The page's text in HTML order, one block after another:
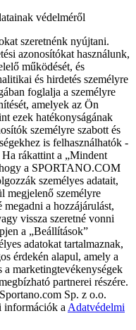
védelméről
szeretnénk nyújtani.
azonosítókat használunk,
működését, és
és hirdetés személyre
foglalja a személyre
amelyek az Ön
ezek hatékonyságának
személyre szabott és
is felhasználhatók -
rákattint a „Mindent
a SPORTANO.COM
személyes adatait,
megjelenő személyre
megadni a hozzájárulást,
vissza szeretné vonni
a „Beállítások”
adatokat tartalmaznak,
érdekén alapul, amely a
a marketingtevékenységek
partnerei részére.
Sp. z o.o.
információk a Adatvédelmi